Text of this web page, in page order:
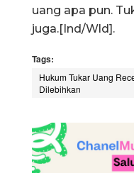
uang apa pun.
juga.[Ind/Wld].
Tags:
Hukum Tukar Uang
Dilebihkan